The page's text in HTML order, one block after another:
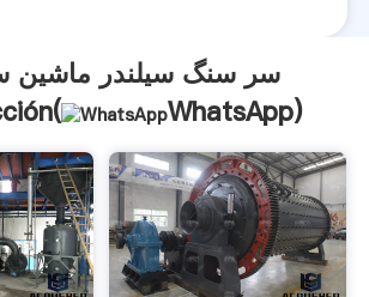
سر سنگ سیلندر ماشین
WhatsApp)